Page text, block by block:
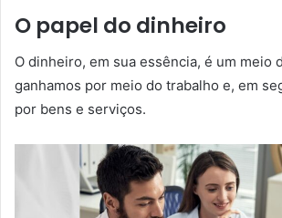
O papel do dinheiro
O dinheiro, em sua essência, é um meio
ganhamos por meio do trabalho e, em
por bens e serviços.